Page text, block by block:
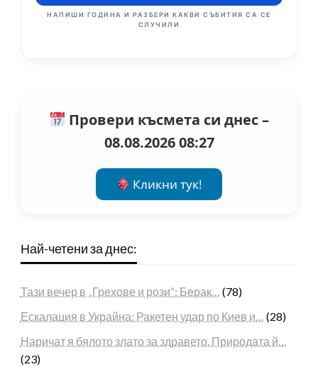
НАПИШИ ГОДИНА И РАЗБЕРИ КАКВИ СЪБИТИЯ СА СЕ
СЛУЧИЛИ
Провери късмета си днес –
08.08.2026 08:27
Кликни тук!
Най-четени за днес:
Тази вечер в „Грехове и рози“: Берак… (78)
Ескалация в Украйна: Ракетен удар по Киев и… (28)
Наричат я бялото злато за здравето. Природата й…
(23)